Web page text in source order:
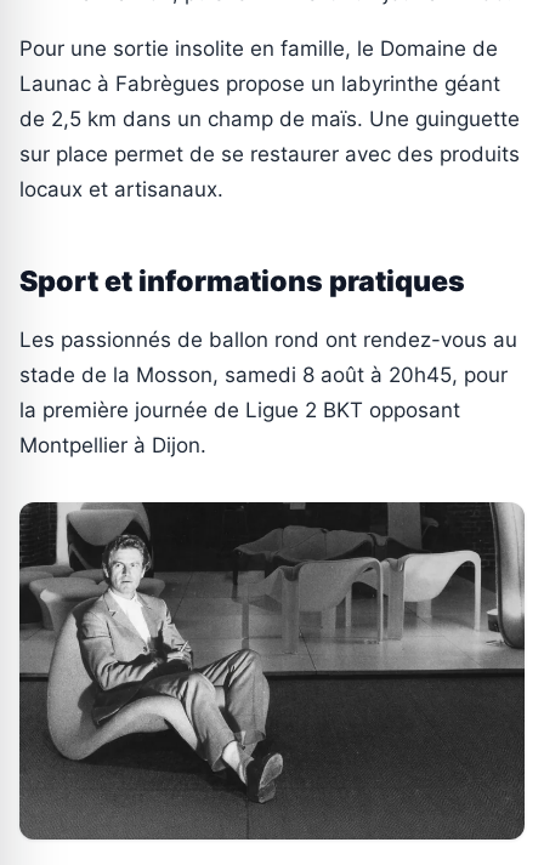
Pour une sortie insolite en famille, le Domaine de
Launac à Fabrègues propose un labyrinthe géant
de 2,5 km dans un champ de maïs. Une guinguette
sur place permet de se restaurer avec des produits
locaux et artisanaux.
Sport et informations pratiques
Les passionnés de ballon rond ont rendez-vous au
stade de la Mosson, samedi 8 août à 20h45, pour
la première journée de Ligue 2 BKT opposant
Montpellier à Dijon.